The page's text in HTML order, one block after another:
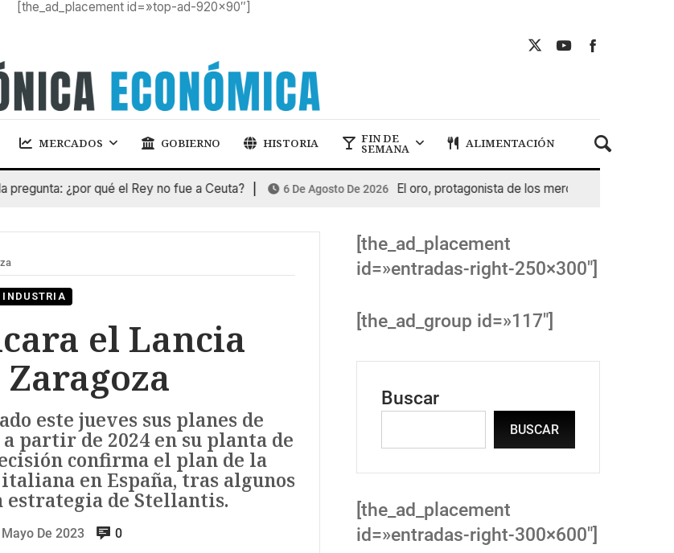
[the_ad_placement id=»top-ad-920×90″]
MERCADOS GOBIERNO HISTORIA FIN DE
SEMANA ALIMENTACIÓN
¿por qué el Rey no fue a Ceuta? 6 De Agosto De 2026 El oro, protagonista de los mercados
INDUSTRIA
el Lancia
este jueves sus planes de
partir de 2024 en su planta de
confirma el plan de la
en España, tras algunos
estrategia de Stellantis.
De 2023 0
[the_ad_placement
id=»entradas-right-250×300″]
[the_ad_group id=»117″]
Buscar
BUSCAR
[the_ad_placement
id=»entradas-right-300×600″]